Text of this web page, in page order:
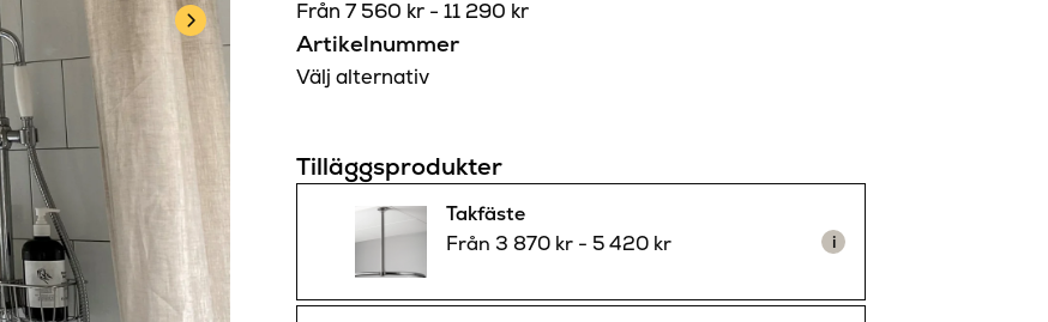
Från7 560 kr -11 290 kr
Artikelnummer
Välj alternativ
Tilläggsprodukter
Takfäste
Från 3 870 kr - 5 420 kr i